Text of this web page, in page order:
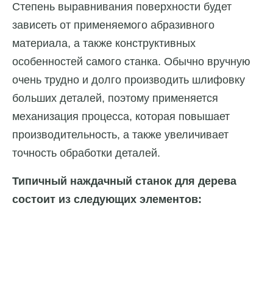
Степень выравнивания поверхности будет
зависеть от применяемого абразивного
материала, а также конструктивных
особенностей самого станка. Обычно вручную
очень трудно и долго производить шлифовку
больших деталей, поэтому применяется
механизация процесса, которая повышает
производительность, а также увеличивает
точность обработки деталей.
Типичный наждачный станок для дерева
состоит из следующих элементов: